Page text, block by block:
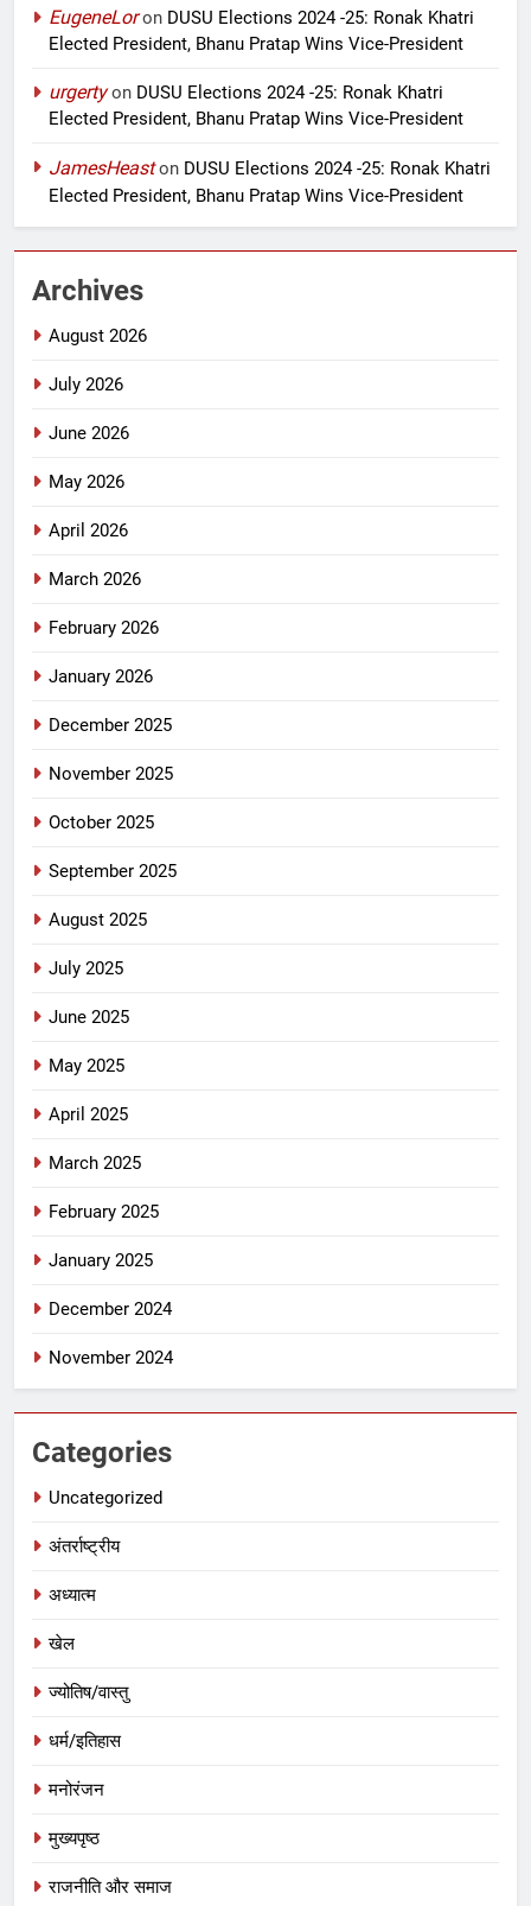
EugeneLoron DUSU Elections 2024 -25: Ronak Khatri
Elected President, Bhanu Pratap Wins Vice-President
urgertyon DUSU Elections 2024 -25: Ronak Khatri
Elected President, Bhanu Pratap Wins Vice-President
JamesHeaston DUSU Elections 2024 -25: Ronak Khatri
Elected President, Bhanu Pratap Wins Vice-President
Archives
August 2026
July 2026
June 2026
May 2026
April 2026
March 2026
February 2026
January 2026
December 2025
November 2025
October 2025
September 2025
August 2025
July 2025
June 2025
May 2025
April 2025
March 2025
February 2025
January 2025
December 2024
November 2024
Categories
Uncategorized
अंतर्राष्ट्रीय
अध्यात्म
खेल
ज्योतिष/वास्तु
धर्म/इतिहास
मनोरंजन
मुख्यपृष्ठ
राजनीति और समाज